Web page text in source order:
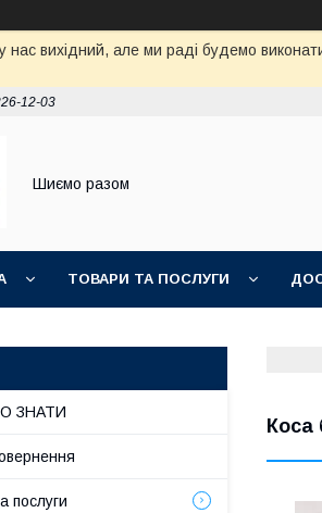
нас вихідний, але ми раді будемо
12-03
Шиємо разом
ТОВАРИ ТА ПОСЛУГИ
Коса
ЗНАТИ
послуги